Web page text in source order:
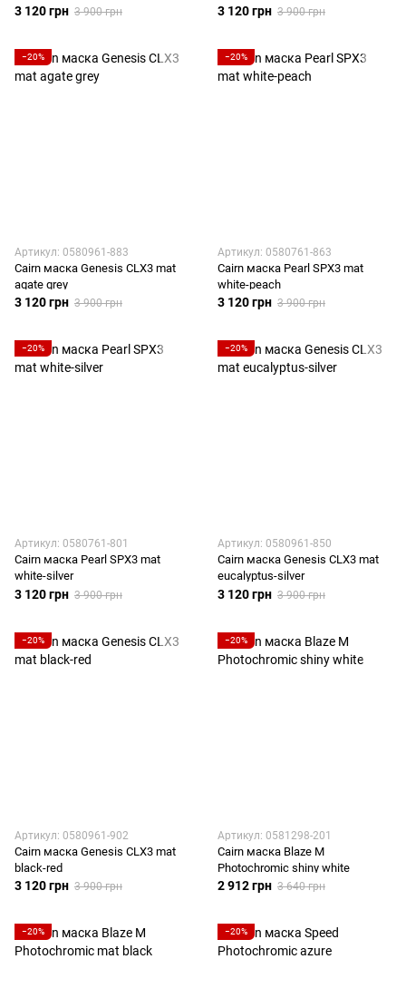
3 120 грн 3 900 грн 3 120 грн 3 900 грн
−20%
Артикул: 0580961-883
Cairn маска Genesis CLX3 mat
agate grey
3 120 грн 3 900 грн
−20%
Артикул: 0580761-863
Cairn маска Pearl SPX3 mat
white-peach
3 120 грн 3 900 грн
−20%
Артикул: 0580761-801
Cairn маска Pearl SPX3 mat
white-silver
3 120 грн 3 900 грн
−20%
Артикул: 0580961-850
Cairn маска Genesis CLX3 mat
eucalyptus-silver
3 120 грн 3 900 грн
−20%
Артикул: 0580961-902
Cairn маска Genesis CLX3 mat
black-red
3 120 грн 3 900 грн
−20%
Артикул: 0581298-201
Cairn маска Blaze M
Photochromic shiny white
2 912 грн 3 640 грн
−20% −20%